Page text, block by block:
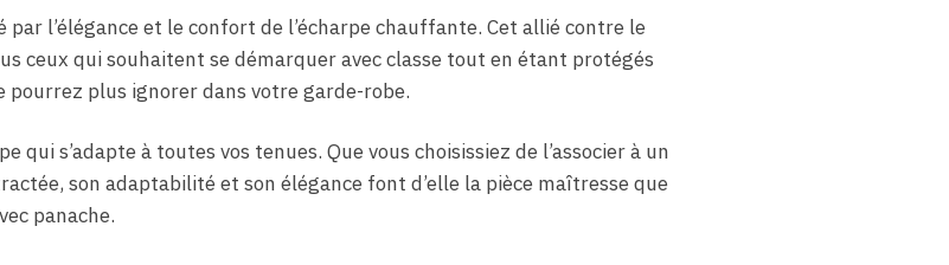
l’élégance et le confort de l’écharpe chauffante. Cet allié contre le
ceux qui souhaitent se démarquer avec classe tout en étant protégés
pourrez plus ignorer dans votre garde-robe.
qui s’adapte à toutes vos tenues. Que vous choisissiez de l’associer à un
son adaptabilité et son élégance font d’elle la pièce maîtresse que
panache.